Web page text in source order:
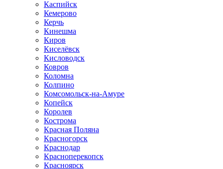
Каспийск
Кемерово
Керчь
Кинешма
Киров
Киселёвск
Кисловодск
Ковров
Коломна
Колпино
Комсомольск-на-Амуре
Копейск
Королев
Кострома
Красная Поляна
Красногорск
Краснодар
Красноперекопск
Красноярск